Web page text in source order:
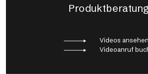
Videos ansehen
Videoanruf